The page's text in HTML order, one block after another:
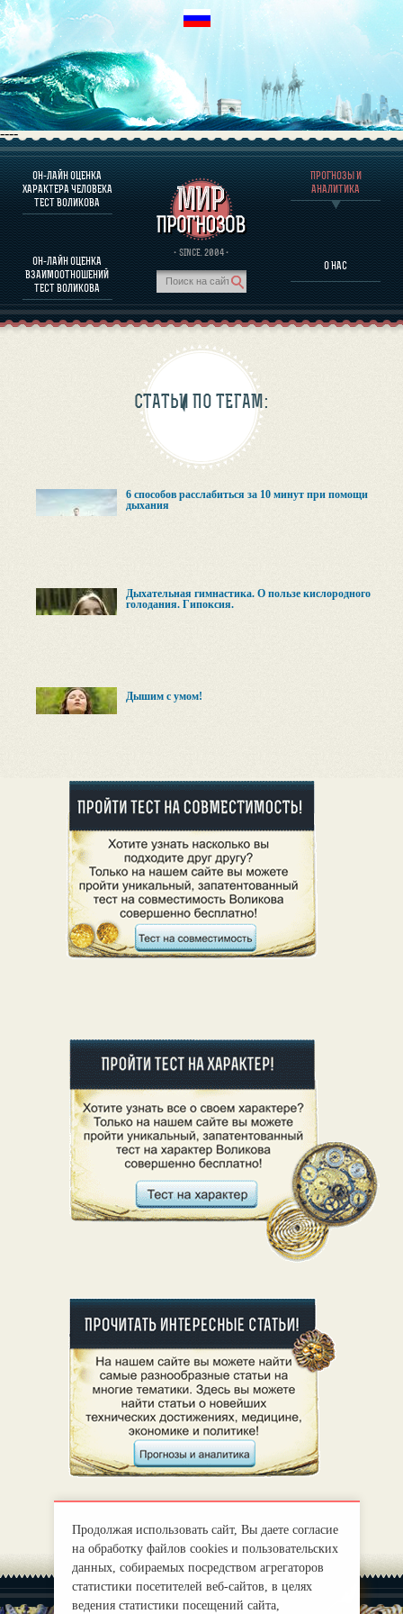
----
ОН-ЛАЙН ОЦЕНКА
ХАРАКТЕРА ЧЕЛОВЕКА
ТЕСТ ВОЛИКОВА
ОН-ЛАЙН ОЦЕНКА
ВЗАИМООТНОШЕНИЙ
ТЕСТ ВОЛИКОВА
· SINCE. 2004 ·
ПРОГНОЗЫ И
АНАЛИТИКА
О НАС
О ПРОГРАММЕ
ОЦЕНКА ХАРАКТЕРA ЧЕЛОВЕКА
ОЦЕНКА ХАРАКТЕРА ВЫДАЮЩИХСЯ ЛИЧНОСТЕЙ
О ПРОГРАММЕ
ПРОГНОЗЫ И АНАЛИТИКА
СТАТЬИ ПО ТЕГАМ:
6 способов расслабиться за 10 минут при помощи
дыхания
Дыхательная гимнастика. О пользе кислородного
голодания. Гипоксия.
Дышим с умом!
Продолжая использовать сайт, Вы даете согласие
на обработку файлов cookies и пользовательских
данных, собираемых посредством агрегаторов
статистики посетителей веб-сайтов, в целях
ведения статистики посещений сайта,